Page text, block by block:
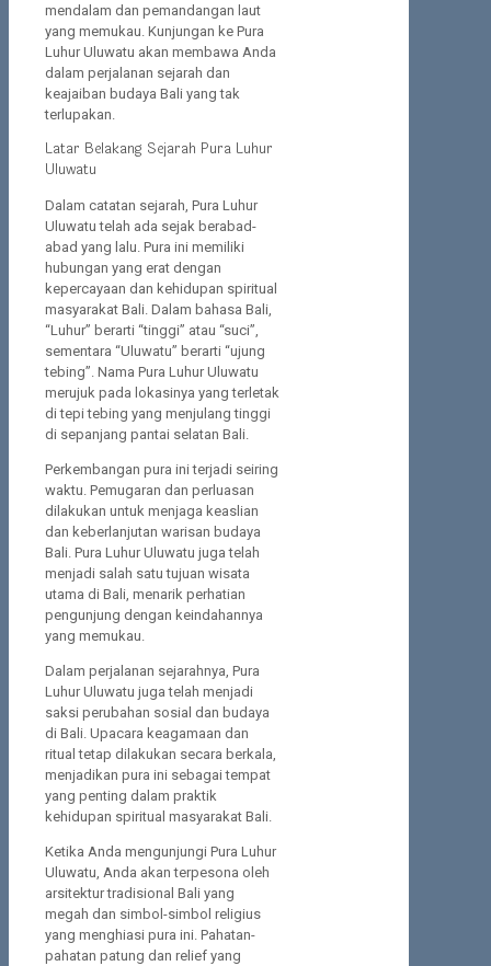
mendalam dan pemandangan laut
yang memukau. Kunjungan ke Pura
Luhur Uluwatu akan membawa Anda
dalam perjalanan sejarah dan
keajaiban budaya Bali yang tak
terlupakan.
Latar Belakang Sejarah Pura Luhur
Uluwatu
Dalam catatan sejarah, Pura Luhur
Uluwatu telah ada sejak berabad-
abad yang lalu. Pura ini memiliki
hubungan yang erat dengan
kepercayaan dan kehidupan spiritual
masyarakat Bali. Dalam bahasa Bali,
“Luhur” berarti “tinggi” atau “suci”,
sementara “Uluwatu” berarti “ujung
tebing”. Nama Pura Luhur Uluwatu
merujuk pada lokasinya yang terletak
di tepi tebing yang menjulang tinggi
di sepanjang pantai selatan Bali.
Perkembangan pura ini terjadi seiring
waktu. Pemugaran dan perluasan
dilakukan untuk menjaga keaslian
dan keberlanjutan warisan budaya
Bali. Pura Luhur Uluwatu juga telah
menjadi salah satu tujuan wisata
utama di Bali, menarik perhatian
pengunjung dengan keindahannya
yang memukau.
Dalam perjalanan sejarahnya, Pura
Luhur Uluwatu juga telah menjadi
saksi perubahan sosial dan budaya
di Bali. Upacara keagamaan dan
ritual tetap dilakukan secara berkala,
menjadikan pura ini sebagai tempat
yang penting dalam praktik
kehidupan spiritual masyarakat Bali.
Ketika Anda mengunjungi Pura Luhur
Uluwatu, Anda akan terpesona oleh
arsitektur tradisional Bali yang
megah dan simbol-simbol religius
yang menghiasi pura ini. Pahatan-
pahatan patung dan relief yang